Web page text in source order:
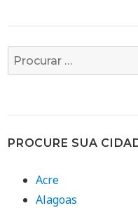
Busca
por:
PROCURE SUA
Acre
Alagoas